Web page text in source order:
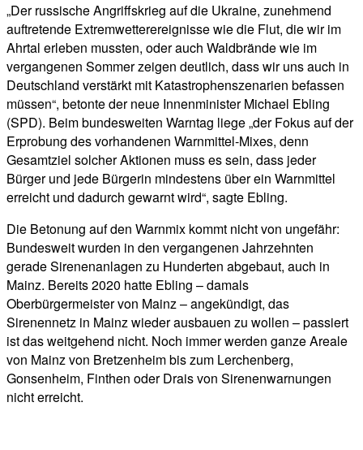
„Der russische Angriffskrieg auf die Ukraine, zunehmend
auftretende Extremwetterereignisse wie die Flut, die wir im
Ahrtal erleben mussten, oder auch Waldbrände wie im
vergangenen Sommer zeigen deutlich, dass wir uns auch in
Deutschland verstärkt mit Katastrophenszenarien befassen
müssen“, betonte der neue Innenminister Michael Ebling
(SPD). Beim bundesweiten Warntag liege „der Fokus auf der
Erprobung des vorhandenen Warnmittel-Mixes, denn
Gesamtziel solcher Aktionen muss es sein, dass jeder
Bürger und jede Bürgerin mindestens über ein Warnmittel
erreicht und dadurch gewarnt wird“, sagte Ebling.
Die Betonung auf den Warnmix kommt nicht von ungefähr:
Bundesweit wurden in den vergangenen Jahrzehnten
gerade Sirenenanlagen zu Hunderten abgebaut, auch in
Mainz. Bereits 2020 hatte Ebling – damals
Oberbürgermeister von Mainz – angekündigt, das
Sirenennetz in Mainz wieder ausbauen zu wollen – passiert
ist das weitgehend nicht. Noch immer werden ganze Areale
von Mainz von Bretzenheim bis zum Lerchenberg,
Gonsenheim, Finthen oder Drais von Sirenenwarnungen
nicht erreicht.